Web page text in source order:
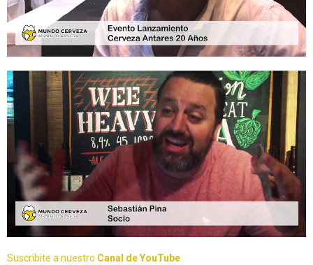
Suscribite a nuestro Canal de YouTube